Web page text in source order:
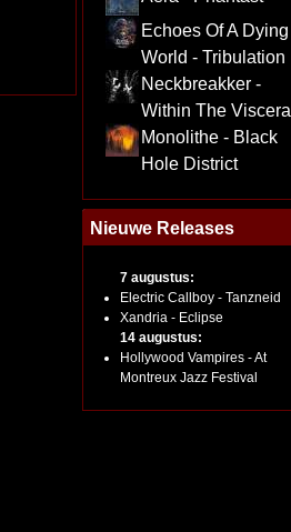
Echoes Of A Dying
World - Tribulation
Neckbreakker -
Within The Viscera
Monolithe - Black
Hole District
Nieuwe Releases
7 augustus:
Electric Callboy - Tanzneid
Xandria - Eclipse
14 augustus:
Hollywood Vampires - At
Montreux Jazz Festival